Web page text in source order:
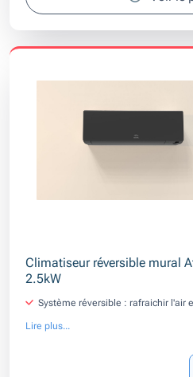
Climatiseur réversible mural
2.5kW
Système réversible : rafraichir l'air
Lire plus...